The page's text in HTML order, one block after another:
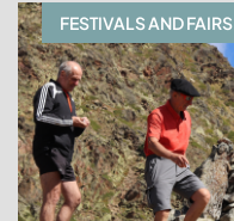
FESTIVALS AND FAIRS